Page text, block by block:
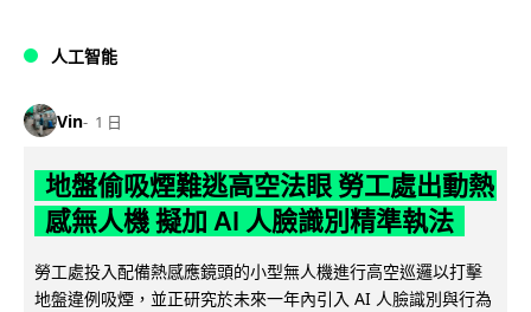
人工智能
Vin 1 日
地盤偷吸煙難逃高空法眼 勞工處出動熱
感無人機 擬加 AI 人臉識別精準執法
勞工處投入配備熱感應鏡頭的小型無人機進行高空巡邏以打擊
地盤違例吸煙，並正研究於未來一年內引入 AI 人臉識別與行為